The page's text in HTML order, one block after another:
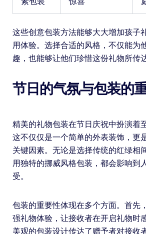
这些创意包装方法能够大大增加孩子
用体验。选择合适的风格，不仅能为
趣，也能够让他们珍惜这份礼物所传
节日的气氛与包装的
精美的礼物包装在节日庆祝中扮演着
这不仅仅是一个简单的外表装饰，更
关键因素。无论是选择传统的红绿相
用独特的挪威风格包装，都会影响到
受。
包装的重要性体现在多个方面。首先
强礼物体验，让接收者在开启礼物时
美观的包装设计传达了赠予者对接收